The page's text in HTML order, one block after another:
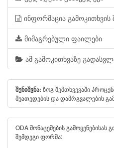
ინფორმაცია გამოკითხვის
მიმაგრებული ფაილები
ამ გამოკითხვაზე
შენიშვნა: ზოგ შემთხვევაში
მეათედების და დამრგვალების
ODA მონაცემების
შემდეგი ფორმა: